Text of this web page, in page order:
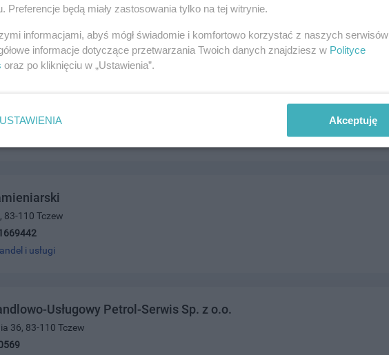
83-110 Tczew
i usługi
Usługowy Petrol-Serwis Sp. z o.o.
36, 83-110 Tczew
Preferencje będą miały zastosowania tylko na tej witrynie.
informacjami, abyś mógł świadomie i komfortowo korzystać z naszych serwisów
informacje dotyczące przetwarzania Twoich danych znajdziesz w Polityce
oraz po kliknięciu w „Ustawienia”.
USTAWIENIA Akceptuję